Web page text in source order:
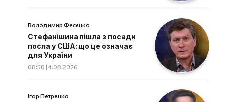
Володимир Фесенко
Стефанішина пішла з посади
посла у США: що це означає
для України
08:50 | 4.08.2026
Ігор Петренко